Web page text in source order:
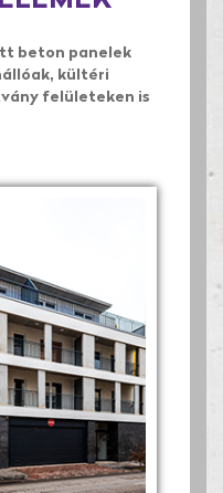
beton panelek
kültéri
felületeken is